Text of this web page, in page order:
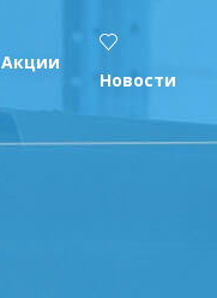
Акции
Новости